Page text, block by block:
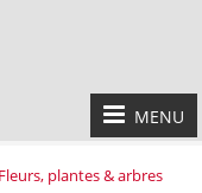
MENU
Fleurs, plantes & arbres